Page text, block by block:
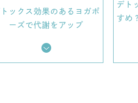
ックス効果のあるヨガポ
ーズで代謝をアップ
デト
すめ